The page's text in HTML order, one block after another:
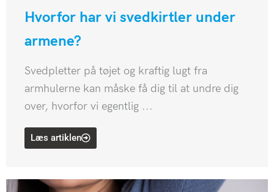
Hvorfor har vi svedkirtler under
armene?
Svedpletter på tøjet og kraftig lugt fra
armhulerne kan måske få dig til at undre dig
over, hvorfor vi egentlig ...
Læs artiklen